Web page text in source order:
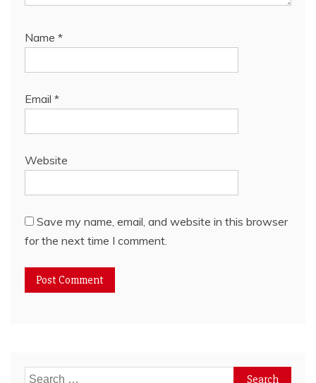
Name *
Email *
Website
Save my name, email, and website in this browser
for the next time I comment.
Search